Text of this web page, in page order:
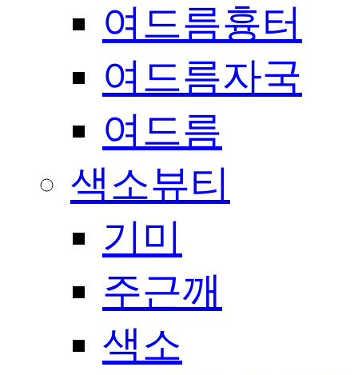
여드름흉터
여드름자국
여드름
색소뷰티
기미
주근깨
색소